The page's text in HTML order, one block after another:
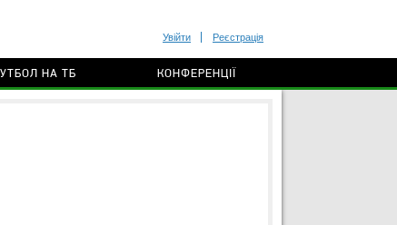
Увійти Реєстрація
НА ТБ КОНФЕРЕНЦІЇ